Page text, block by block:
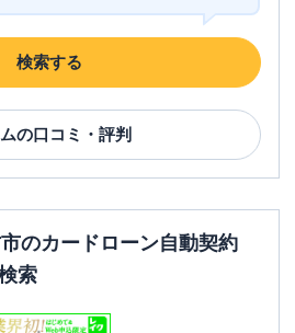
検索する
の口コミ・評判
のカードローン自動契約
索